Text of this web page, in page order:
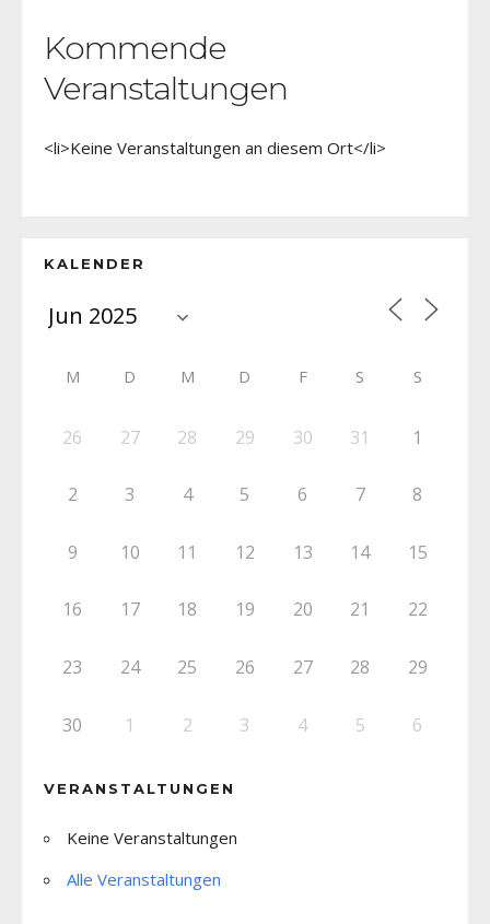
Kommende
Veranstaltungen
<li>Keine Veranstaltungen an diesem Ort</li>
KALENDER
M D M D F S S
26 27 28 29 30 31 1
2 3 4 5 6 7 8
9 10 11 12 13 14 15
16 17 18 19 20 21 22
23 24 25 26 27 28 29
30 1 2 3 4 5 6
VERANSTALTUNGEN
Keine Veranstaltungen
Alle Veranstaltungen